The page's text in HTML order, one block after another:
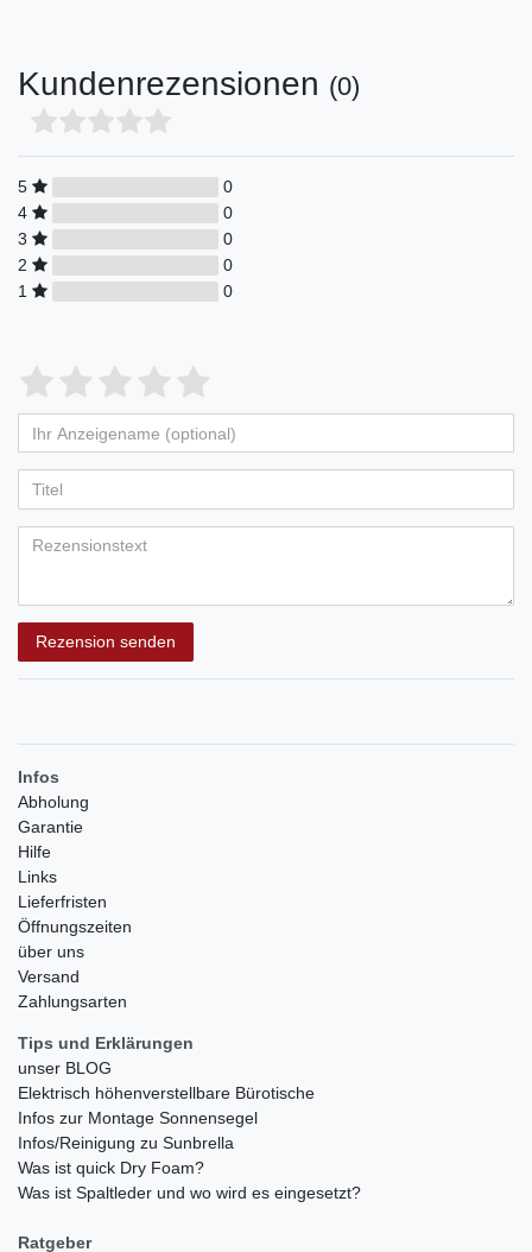
Kundenrezensionen (0)
5
0
4
0
3
0
2
0
1
0
Bewertungssterne
von
5
Bewertungssternen
4
von
5
Bewertungssternen
3
von
5
Bewertungssternen
2
von
5
Bewertungssternen
1
von
5
Bewertungssternen
Anzeigename
(optional)
Rezension senden
Infos
Abholung
Garantie
Hilfe
Links
Lieferfristen
Öffnungszeiten
über uns
Versand
Zahlungsarten
Tips und Erklärungen
unser BLOG
Elektrisch höhenverstellbare Bürotische
Infos zur Montage Sonnensegel
Infos/Reinigung zu Sunbrella
Was ist quick Dry Foam?
Was ist Spaltleder und wo wird es eingesetzt?
Ratgeber